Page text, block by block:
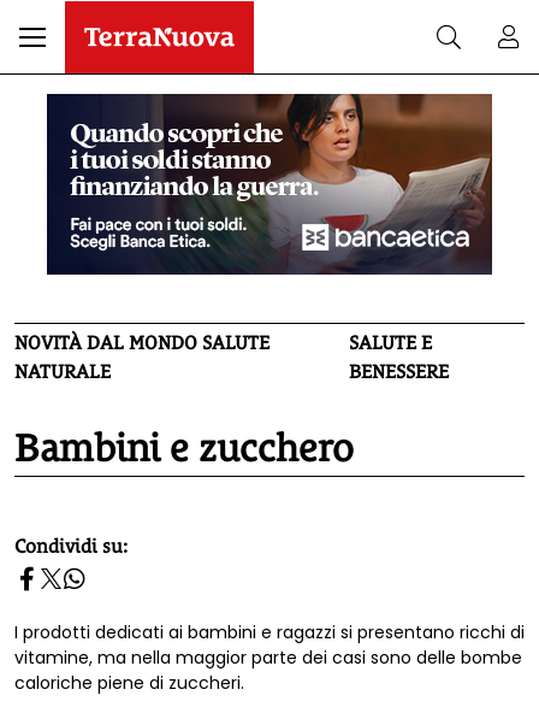
NOVITÀ DAL MONDO SALUTE
NATURALE
SALUTE E
BENESSERE
Bambini e zucchero
homepage h2
Condividi su:
I prodotti dedicati ai bambini e ragazzi si presentano ricchi di
vitamine, ma nella maggior parte dei casi sono delle bombe
caloriche piene di zuccheri.